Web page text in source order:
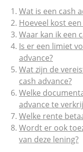
Wat is een cash
Hoeveel kost
Waar kan ik een
Is er een limiet
advance?
Wat zijn de
cash advance?
Welke
advance te
Welke rente
Wordt er ook
van deze lening?